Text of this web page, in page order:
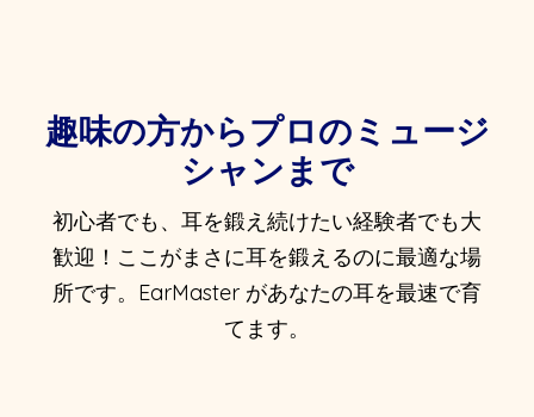
趣味の方からプロのミュージ
シャンまで
初心者でも、耳を鍛え続けたい経験者でも大
歓迎！ここがまさに耳を鍛えるのに最適な場
所です。EarMaster があなたの耳を最速で育
てます。